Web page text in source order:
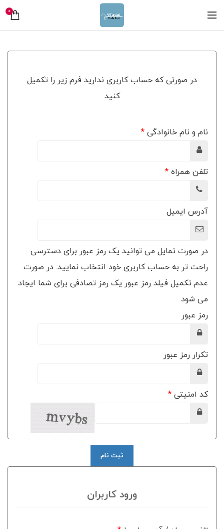
0
در صورتی که حساب کاربری ندارید فرم زیر را تکمیل
کنید
نام و نام خانوادگی *
تلفن همراه *
آدرس ایمیل
در صورت تمایل می توانید یک رمز عبور برای دسترسی
راحت تر به حساب کاربری خود انتخاب نمایید. در صورت
عدم تکمیل فیلد رمز عبور یک رمز تصادفی برای شما ایجاد
می شود
رمز عبور
تکرار رمز عبور
کد امنیتی *
ثبت نام
ورود کاربران